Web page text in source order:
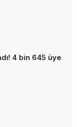
4 bin 645 üye